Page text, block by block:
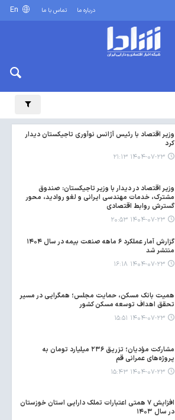
درباره ما تماس با ما
وزیر اقتصاد با رئیس آژانس نوآوری تاجیکستان دیدار
کرد
۱۴۰۴-۰۷-۲۳ ۲۱:۱۳
وزیر اقتصاد در دیدار با وزیر تاجیکستان: صندوق
مشترک، خدمات مهندسی ایرانی و لغو روادید، محور
گسترش روابط اقتصادی
۱۴۰۴-۰۷-۲۳ ۲۰:۵۳
گزارش آمار عملکرد ۶ ماهه صنعت بیمه در سال ۱۴۰۴
منتشر شد
۱۴۰۴-۰۷-۲۳ ۱۶:۱۸
همیت بانک مسکن، حمایت مجلس؛ همگرایی در مسیر
تحقق اهداف توسعه مسکن کشور
۱۴۰۴-۰۷-۲۳ ۱۵:۵۱
مشارکت مؤدیان؛ تزریق ۲۳۶ میلیارد تومان به
پروژه‌های عمرانی قم
۱۴۰۴-۰۷-۲۳ ۱۵:۴۳
افزایش ۷ همتی اعتبارات تملک دارایی استان خوزستان
در سال ۱۴۰۳